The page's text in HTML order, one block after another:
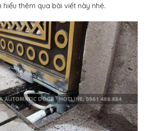
thêm qua bài viết này nhé.